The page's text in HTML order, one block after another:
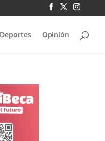
Deportes Opinión